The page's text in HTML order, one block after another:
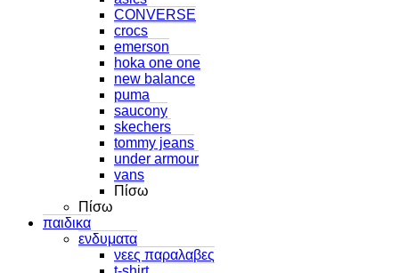
CONVERSE
crocs
emerson
hoka one one
new balance
puma
saucony
skechers
tommy jeans
under armour
vans
Πίσω
Πίσω
παιδικα
ενδυματα
νεες παραλαβες